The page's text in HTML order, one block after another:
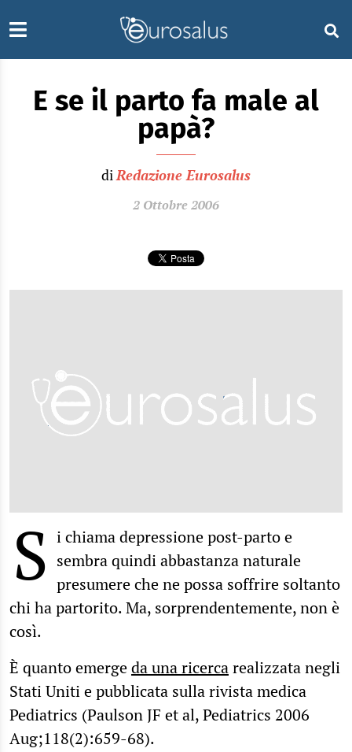
E se il parto fa male al
papà?
diRedazione Eurosalus
2 Ottobre 2006
S i chiama depressione post-parto e
sembra quindi abbastanza naturale
presumere che ne possa soffrire soltanto
chi ha partorito. Ma, sorprendentemente, non è
così.
È quanto emergeda una ricercarealizzata negli
Stati Uniti e pubblicata sulla rivista medica
Pediatrics (Paulson JF et al, Pediatrics 2006
Aug;118(2):659-68).